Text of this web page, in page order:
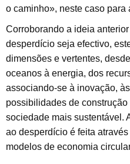
o caminho», neste caso para
Corroborando a ideia
desperdício seja efectivo,
dimensões e vertentes,
oceanos à energia, dos
associando-se à inovação,
possibilidades de
sociedade mais sustentável.
ao desperdício é feita
modelos de economia